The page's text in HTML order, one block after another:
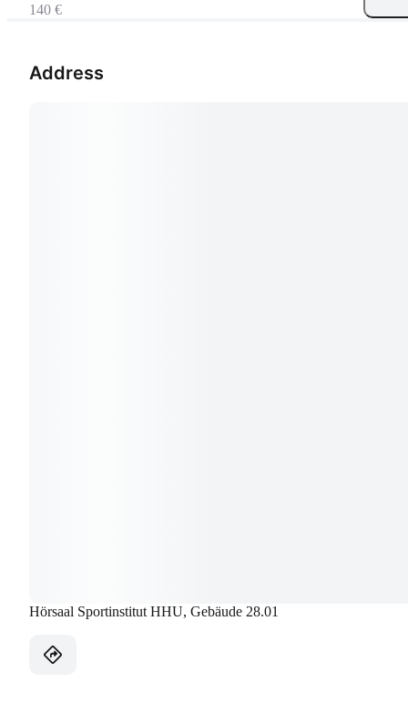
Address
Hörsaal Sportinstitut HHU, Gebäude 28.01
140 €